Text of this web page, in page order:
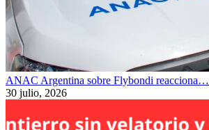
ANAC Argentina sobre Flybondi reacciona…
30 julio, 2026